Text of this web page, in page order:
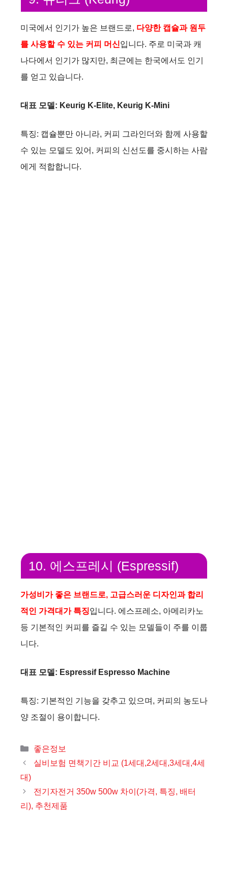
미국에서 인기가 높은 브랜드로, 다양한 캡슐과 원두
를 사용할 수 있는 커피 머신입니다. 주로 미국과 캐
나다에서 인기가 많지만, 최근에는 한국에서도 인기
를 얻고 있습니다.
대표 모델: Keurig K-Elite, Keurig K-Mini
특징: 캡슐뿐만 아니라, 커피 그라인더와 함께 사용할
수 있는 모델도 있어, 커피의 신선도를 중시하는 사람
에게 적합합니다.
10. 에스프레시 (Espressif)
가성비가 좋은 브랜드로, 고급스러운 디자인과 합리
적인 가격대가 특징입니다. 에스프레소, 아메리카노
등 기본적인 커피를 즐길 수 있는 모델들이 주를 이룹
니다.
대표 모델: Espressif Espresso Machine
특징: 기본적인 기능을 갖추고 있으며, 커피의 농도나
양 조절이 용이합니다.
카
테
좋은정보
실비보험 면책기간 비교 (1세대,2세대,3세대,4세
대)
전기자전거 350w 500w 차이(가격, 특징, 배터
리), 추천제품